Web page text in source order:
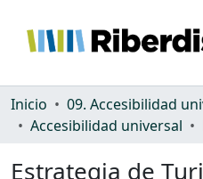
Comunidades
Estadísticas
Inicio
09. Accesibilidad
Accesibilidad universal
Estrategia de